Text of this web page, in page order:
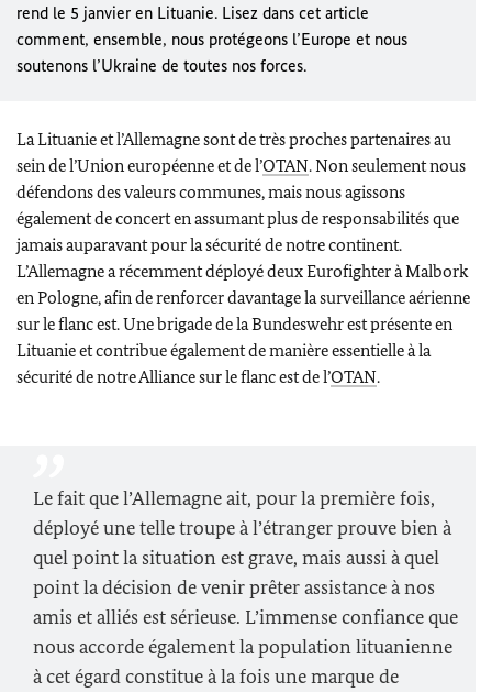
rend le 5 janvier en Lituanie. Lisez dans cet article
comment, ensemble, nous protégeons l’Europe et nous
soutenons l’Ukraine de toutes nos forces.
La Lituanie et l’Allemagne sont de très proches partenaires au
sein de l’Union européenne et de l’OTAN. Non seulement nous
défendons des valeurs communes, mais nous agissons
également de concert en assumant plus de responsabilités que
jamais auparavant pour la sécurité de notre continent.
L’Allemagne a récemment déployé deuxEurofighterà Malbork
en Pologne, afin de renforcer davantage la surveillance aérienne
sur le flanc est. Une brigade de laBundeswehrest présente en
Lituanie et contribue également de manière essentielle à la
sécurité de notre Alliance sur le flanc est de l’OTAN.
Le fait que l’Allemagne ait, pour la première fois,
déployé une telle troupe à l’étranger prouve bien à
quel point la situation est grave, mais aussi à quel
point la décision de venir prêter assistance à nos
amis et alliés est sérieuse. L’immense confiance que
nous accorde également la population lituanienne
à cet égard constitue à la fois une marque de